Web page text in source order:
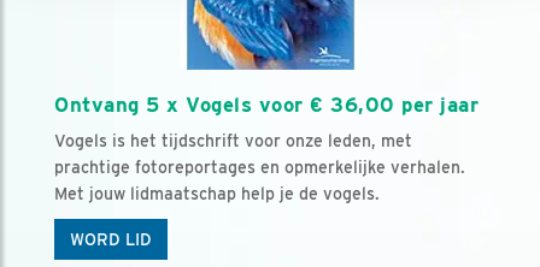
Ontvang 5 x Vogels voor € 36,00 per jaar
Vogels is het tijdschrift voor onze leden, met
prachtige fotoreportages en opmerkelijke verhalen.
Met jouw lidmaatschap help je de vogels.
WORD LID